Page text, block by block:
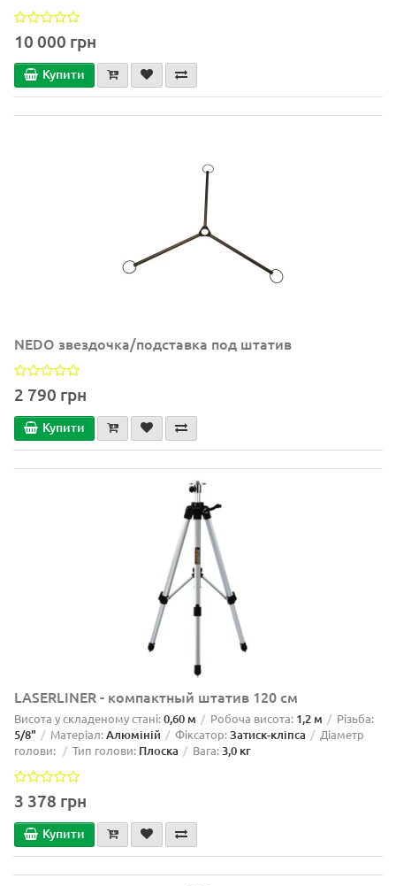
10 000 грн
Купити
NEDO звездочка/подставка под штатив
2 790 грн
Купити
LASERLINER - компактный штатив 120 см
Висота у складеному стані:0,60 м Робоча висота: 1,2 м Різьба:
5/8" Матеріал:Алюміній Фіксатор:Затиск-кліпса
Діаметр
голови:
Тип голови: Плоска Вага:3,0 кг
3 378 грн
Купити